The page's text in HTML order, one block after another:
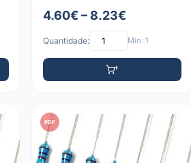
4.60€ – 8.23€
Quantidade: Mín: 1
PDF